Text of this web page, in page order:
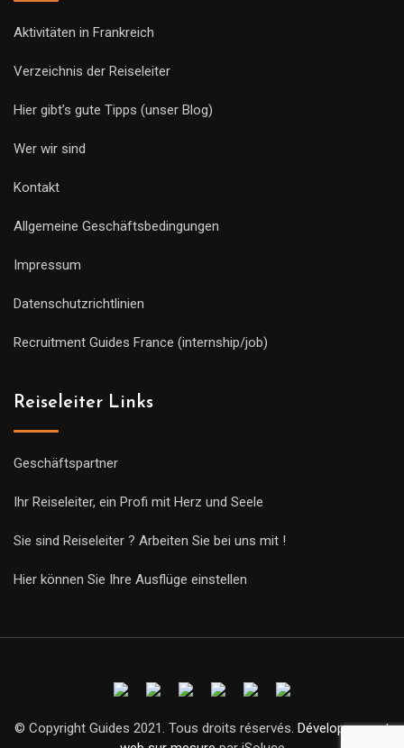
Aktivitäten in Frankreich
Verzeichnis der Reiseleiter
Hier gibt’s gute Tipps (unser Blog)
Wer wir sind
Kontakt
Allgemeine Geschäftsbedingungen
Impressum
Datenschutzrichtlinien
Recruitment Guides France (internship/job)
Reiseleiter Links
Geschäftspartner
Ihr Reiseleiter, ein Profi mit Herz und Seele
Sie sind Reiseleiter ? Arbeiten Sie bei uns mit !
Hier können Sie Ihre Ausflüge einstellen
© Copyright Guides 2021. Tous droits réservés. Développement